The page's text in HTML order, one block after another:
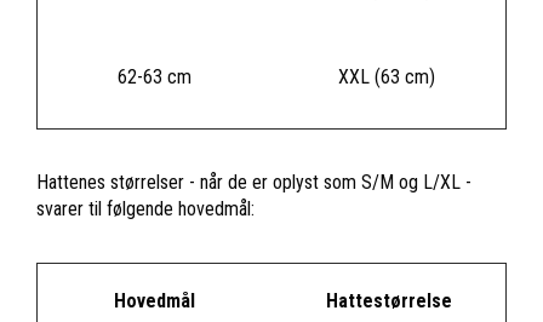
62-63 cm XXL (63 cm)
Hattenes størrelser - når de er oplyst som S/M og L/XL -
svarer til følgende hovedmål:
Hovedmål Hattestørrelse